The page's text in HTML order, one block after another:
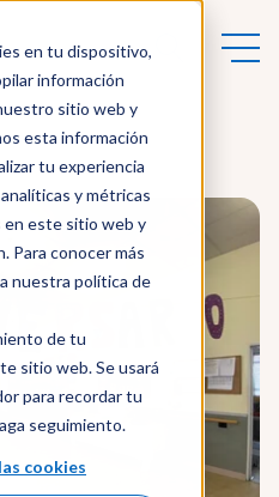
en tu dispositivo,
información
sitio web y
esta información
tu experiencia
y métricas
este sitio web y
Para conocer más
nuestra política de
de tu
sitio web. Se usará
para recordar tu
seguimiento.
cookies